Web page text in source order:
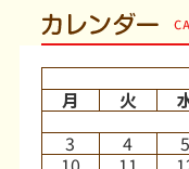
カレンダー
月
火
3
4 5